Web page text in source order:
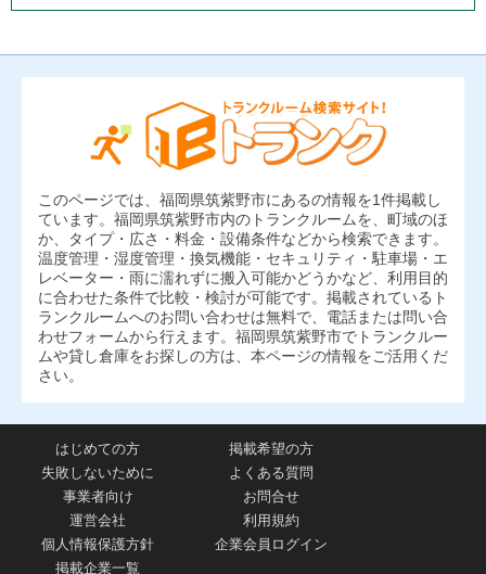
このページでは、福岡県筑紫野市にあるの情報を1件掲載し
ています。福岡県筑紫野市内のトランクルームを、町域のほ
か、タイプ・広さ・料金・設備条件などから検索できます。
温度管理・湿度管理・換気機能・セキュリティ・駐車場・エ
レベーター・雨に濡れずに搬入可能かどうかなど、利用目的
に合わせた条件で比較・検討が可能です。掲載されているト
ランクルームへのお問い合わせは無料で、電話または問い合
わせフォームから行えます。福岡県筑紫野市でトランクルー
ムや貸し倉庫をお探しの方は、本ページの情報をご活用くだ
さい。
はじめての方
掲載希望の方
失敗しないために
よくある質問
事業者向け
お問合せ
運営会社
利用規約
個人情報保護方針
企業会員ログイン
掲載企業一覧